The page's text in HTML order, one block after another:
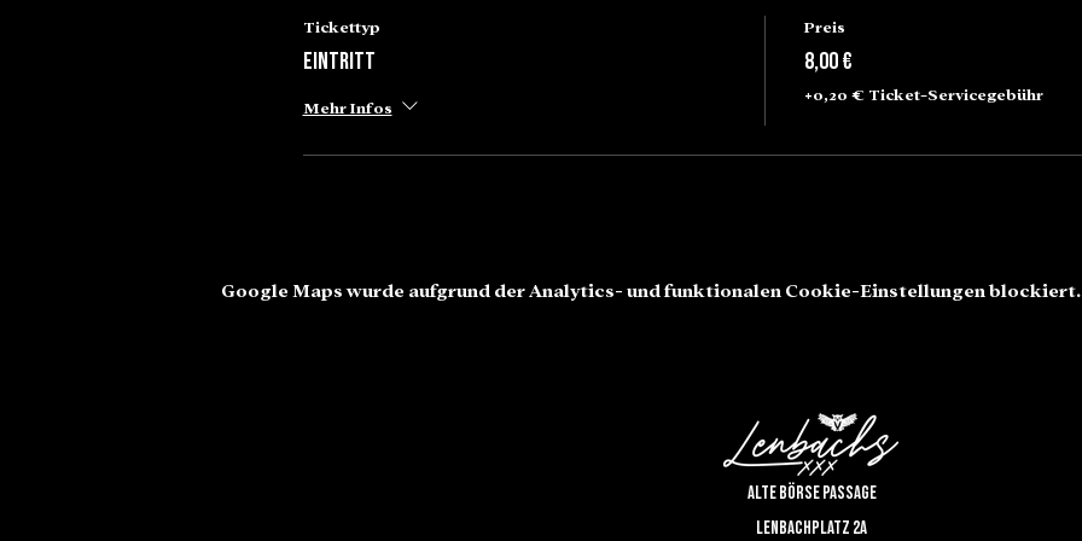
Tickettyp
Eintritt
Mehr Infos
Preis
8,00 €
+0,20 € Ticket-Servicegebühr
Google Maps wurde aufgrund der Analytics- und funktionalen Cookie-Einstellungen blockiert.
Alte Börse Passage
Lenbachplatz 2a